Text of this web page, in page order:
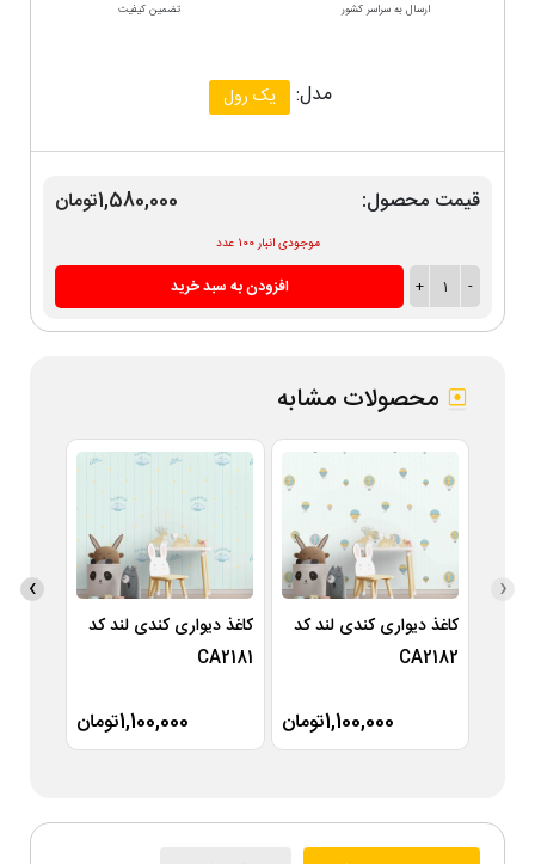
ارسال به سراسر کشور تضمین کیفیت
مدل: یک رول
قیمت محصول: 1,580,000تومان
موجودی انبار 100 عدد
-
1
+ افزودن به سبد خرید
محصولات مشابه
کاغذ دیواری کندی لند کد
CA2182
1,100,000تومان
کاغذ دیواری کندی لند کد
CA2181
1,100,000تومان
‹
›